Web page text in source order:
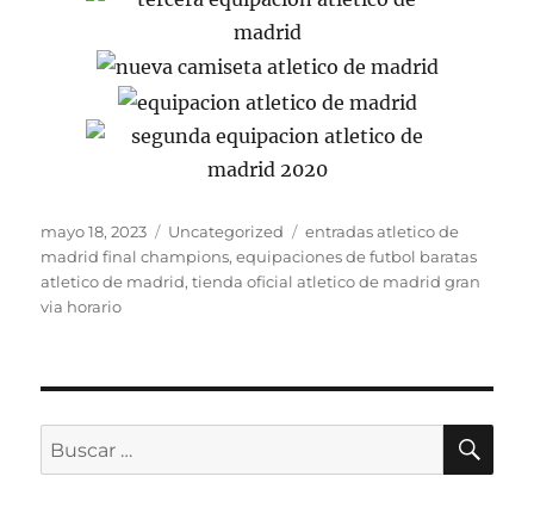
Publicado
el
mayo 18, 2023 Categorías
Uncategorized Etiquetas
entradas atletico de
madrid final champions,equipaciones de futbol baratas
atletico de madrid,tienda oficial atletico de madrid gran
via horario
Buscar
por: